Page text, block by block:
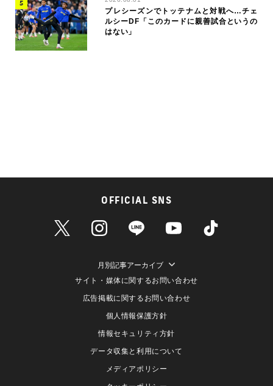
プレシーズンでトッテナムと対戦へ…チェ
ルシーDF「このカードに親善試合というの
はない」
OFFICIAL SNS
月別記事アーカイブ
サイト・媒体に関するお問い合わせ
広告掲載に関するお問い合わせ
個人情報保護方針
情報セキュリティ方針
データ収集と利用について
メディアポリシー